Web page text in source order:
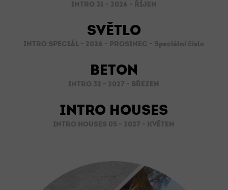
INTRO 31 - 2026 - ŘÍJEN
SVĚTLO
INTRO SPECIÁL - 2026 - PROSINEC - Speciální číslo
BETON
INTRO 32 - 2027 - BŘEZEN
INTRO HOUSES
INTRO HOUSES 05 - 2027 - KVĚTEN